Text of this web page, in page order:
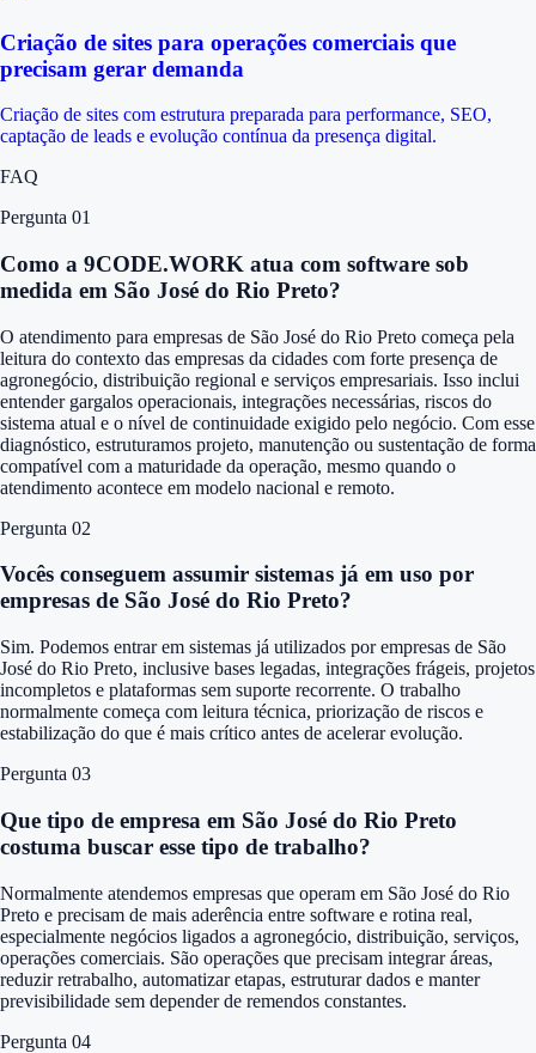
Criação de sites para operações comerciais que
precisam gerar demanda
Criação de sites com estrutura preparada para performance, SEO,
captação de leads e evolução contínua da presença digital.
FAQ
Pergunta 01
Como a 9CODE.WORK atua com software sob
medida em São José do Rio Preto?
O atendimento para empresas de São José do Rio Preto começa pela
leitura do contexto das empresas da cidades com forte presença de
agronegócio, distribuição regional e serviços empresariais. Isso inclui
entender gargalos operacionais, integrações necessárias, riscos do
sistema atual e o nível de continuidade exigido pelo negócio. Com esse
diagnóstico, estruturamos projeto, manutenção ou sustentação de forma
compatível com a maturidade da operação, mesmo quando o
atendimento acontece em modelo nacional e remoto.
Pergunta 02
Vocês conseguem assumir sistemas já em uso por
empresas de São José do Rio Preto?
Sim. Podemos entrar em sistemas já utilizados por empresas de São
José do Rio Preto, inclusive bases legadas, integrações frágeis, projetos
incompletos e plataformas sem suporte recorrente. O trabalho
normalmente começa com leitura técnica, priorização de riscos e
estabilização do que é mais crítico antes de acelerar evolução.
Pergunta 03
Que tipo de empresa em São José do Rio Preto
costuma buscar esse tipo de trabalho?
Normalmente atendemos empresas que operam em São José do Rio
Preto e precisam de mais aderência entre software e rotina real,
especialmente negócios ligados a agronegócio, distribuição, serviços,
operações comerciais. São operações que precisam integrar áreas,
reduzir retrabalho, automatizar etapas, estruturar dados e manter
previsibilidade sem depender de remendos constantes.
Pergunta 04